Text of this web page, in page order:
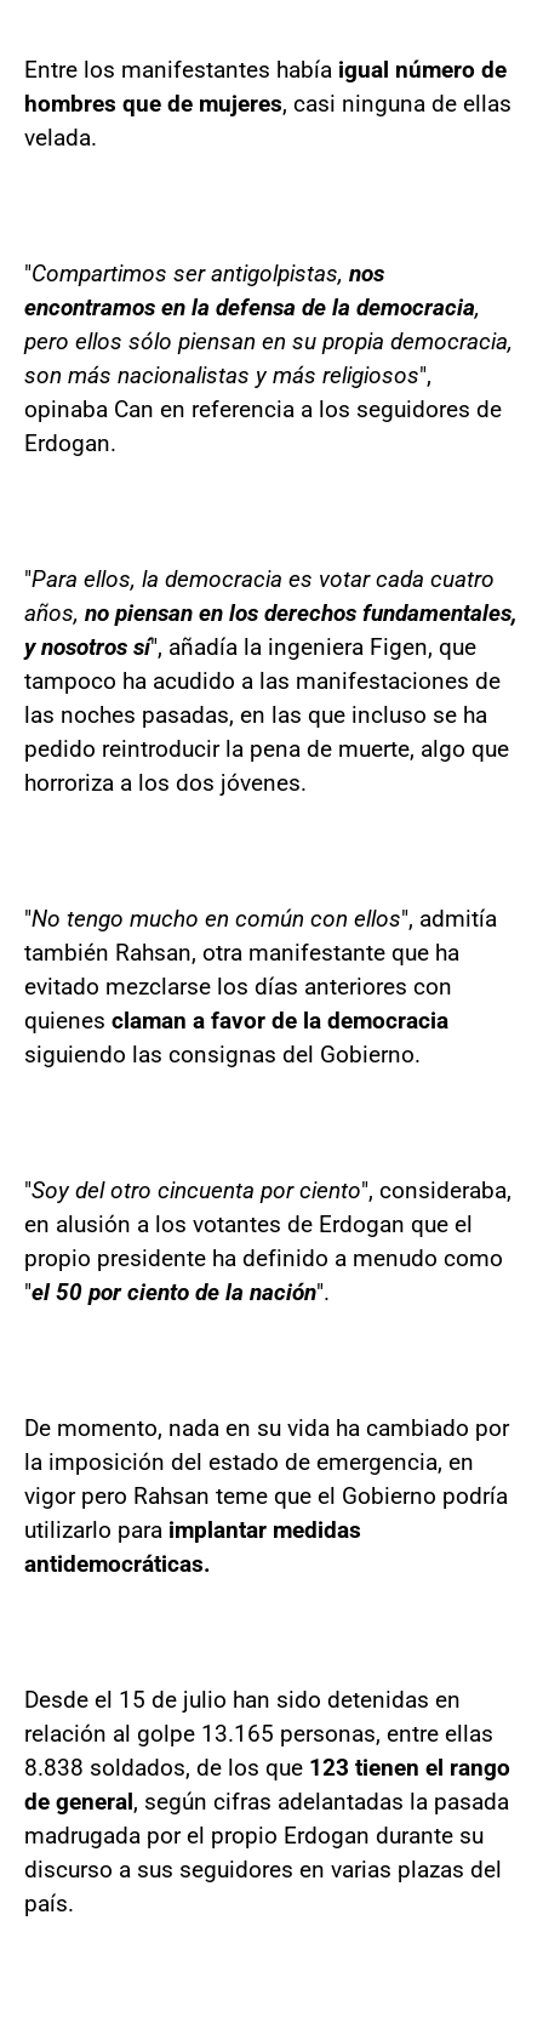
Entre los manifestantes había igual número de
hombres que de mujeres, casi ninguna de ellas
velada.
"Compartimos ser antigolpistas, nos
encontramos en la defensa de la democracia,
pero ellos sólo piensan en su propia democracia,
son más nacionalistas y más religiosos",
opinaba Can en referencia a los seguidores de
Erdogan.
"Para ellos, la democracia es votar cada cuatro
años, no piensan en los derechos fundamentales,
y nosotros sí", añadía la ingeniera Figen, que
tampoco ha acudido a las manifestaciones de
las noches pasadas, en las que incluso se ha
pedido reintroducir la pena de muerte, algo que
horroriza a los dos jóvenes.
"No tengo mucho en común con ellos", admitía
también Rahsan, otra manifestante que ha
evitado mezclarse los días anteriores con
quienes claman a favor de la democracia
siguiendo las consignas del Gobierno.
"Soy del otro cincuenta por ciento", consideraba,
en alusión a los votantes de Erdogan que el
propio presidente ha definido a menudo como
"el 50 por ciento de la nación".
De momento, nada en su vida ha cambiado por
la imposición del estado de emergencia, en
vigor pero Rahsan teme que el Gobierno podría
utilizarlo para implantar medidas
antidemocráticas.
Desde el 15 de julio han sido detenidas en
relación al golpe 13.165 personas, entre ellas
8.838 soldados, de los que 123 tienen el rango
de general, según cifras adelantadas la pasada
madrugada por el propio Erdogan durante su
discurso a sus seguidores en varias plazas del
país.